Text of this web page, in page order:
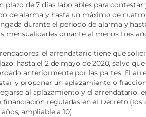
plazo de 7 días laborables para
de alarma y hasta un máximo de
durante el periodo de alarma y
mensualidades durante al menos tres
el arrendatario tiene que
hasta el 2 de mayo de 2020, salvo
anteriormente por las partes. El
y proponer un aplazamiento o
al aplazamiento y el arrendatario,
financiación reguladas en el Decreto (los
ampliable a 10).